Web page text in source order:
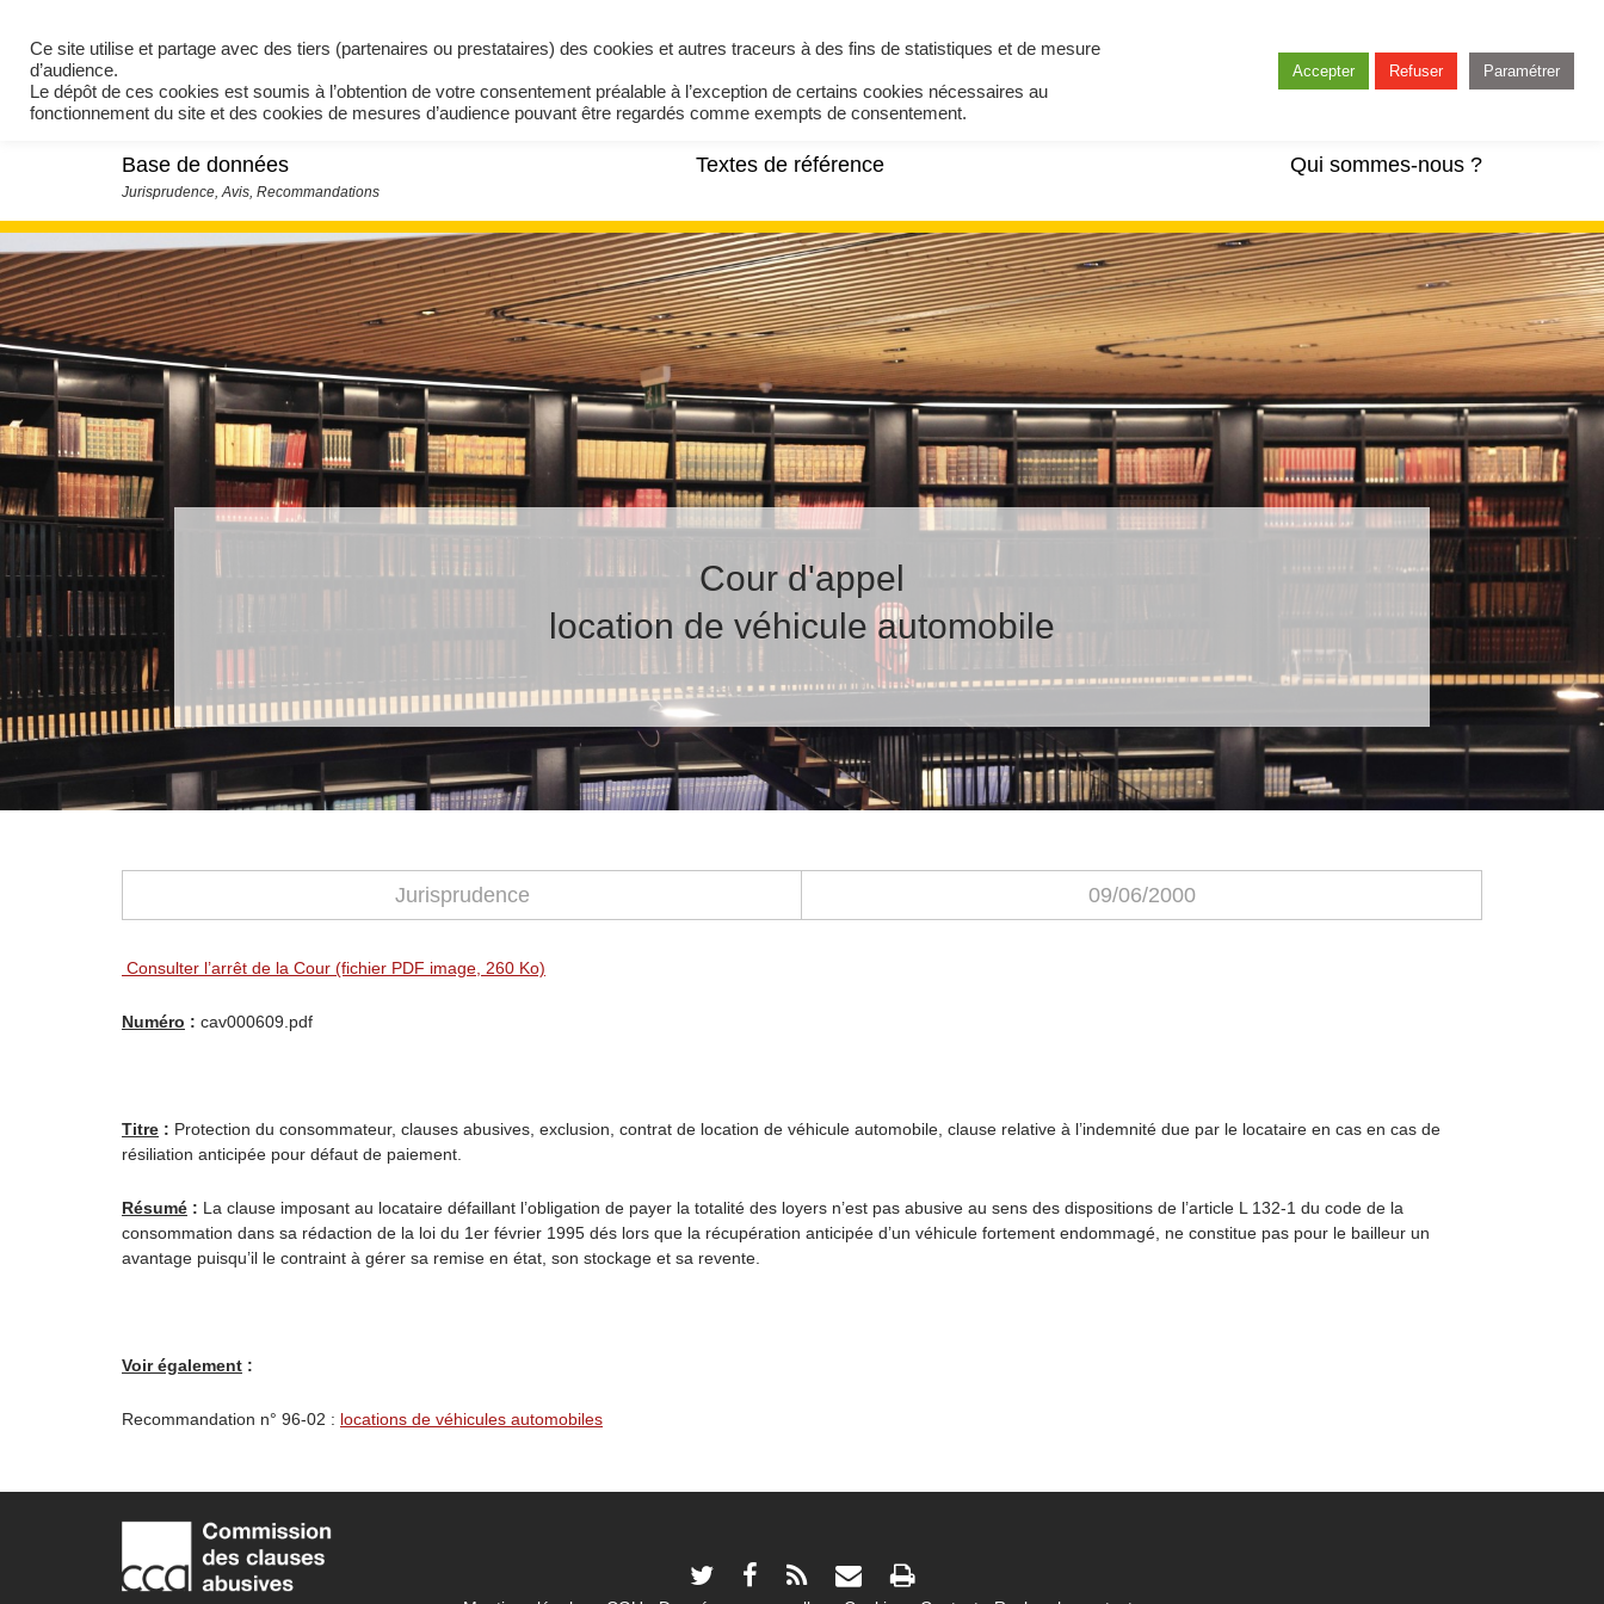
Base de données Textes de référence Qui sommes-nous ?
Cour d'appel
location de véhicule automobile
Jurisprudence 09/06/2000
Consulter l’arrêt de la Cour (fichier PDF image, 260 Ko)
Numéro : cav000609.pdf
Titre : Protection du consommateur, clauses abusives, exclusion, contrat de location de véhicule automobile, clause relative à l’indemnité due par le locataire en cas en cas de
résiliation anticipée pour défaut de paiement.
Résumé : La clause imposant au locataire défaillant l’obligation de payer la totalité des loyers n’est pas abusive au sens des dispositions de l’article L 132-1 du code de la
consommation dans sa rédaction de la loi du 1er février 1995 dés lors que la récupération anticipée d’un véhicule fortement endommagé, ne constitue pas pour le bailleur un
avantage puisqu’il le contraint à gérer sa remise en état, son stockage et sa revente.
Voir également :
Recommandation n° 96-02 : locations de véhicules automobiles
Ce site utilise et partage avec des tiers (partenaires ou prestataires) des cookies et autres traceurs à des fins de statistiques et de mesure
d’audience.
Le dépôt de ces cookies est soumis à l’obtention de votre consentement préalable à l’exception de certains cookies nécessaires au
fonctionnement du site et des cookies de mesures d’audience pouvant être regardés comme exempts de consentement.
Accepter Refuser Paramétrer